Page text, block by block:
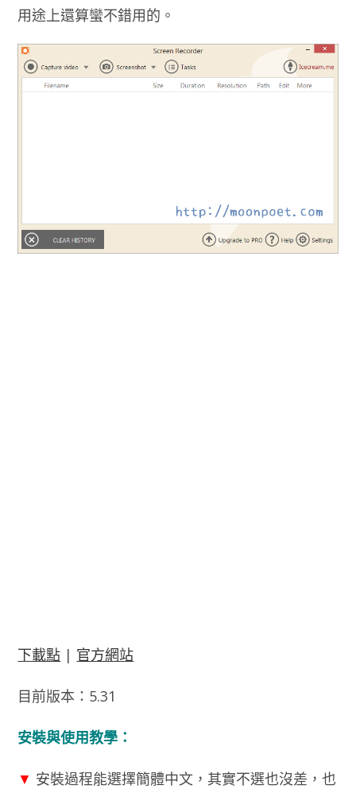
用途上還算蠻不錯用的。
下載點 | 官方網站
目前版本：5.31
安裝與使用教學：
▼ 安裝過程能選擇簡體中文，其實不選也沒差，也